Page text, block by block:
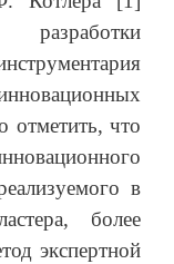
разработки
отметить, что
в
более
экспертной